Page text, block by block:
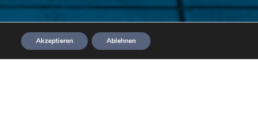
Akzeptieren Ablehnen